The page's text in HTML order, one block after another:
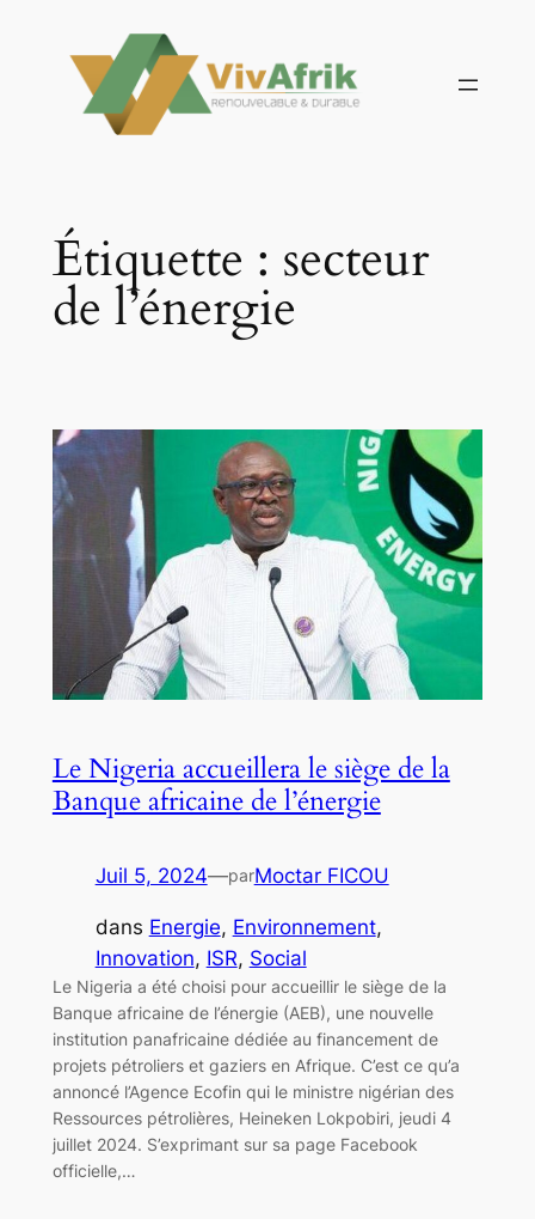
contenu
Étiquette : secteur
de l’énergie
Le Nigeria accueillera le siège de la
Banque africaine de l’énergie
Juil 5, 2024—parMoctar FICOU
dans Energie, Environnement
Innovation, ISR, Social
Le Nigeria a été choisi pour accueillir le siège de la
Banque africaine de l’énergie (AEB), une nouvelle
institution panafricaine dédiée au financement de
projets pétroliers et gaziers en Afrique. C’est ce qu’a
annoncé l’Agence Ecofin qui le ministre nigérian des
Ressources pétrolières, Heineken Lokpobiri, jeudi 4
juillet 2024. S’exprimant sur sa page Facebook
officielle,…